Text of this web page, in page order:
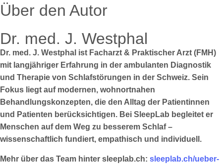
Über den Autor
Dr. med. J. Westphal
Dr. med. J. Westphal ist Facharzt & Praktischer Arzt (FMH)
mit langjähriger Erfahrung in der ambulanten Diagnostik
und Therapie von Schlafstörungen in der Schweiz. Sein
Fokus liegt auf modernen, wohnortnahen
Behandlungskonzepten, die den Alltag der Patientinnen
und Patienten berücksichtigen. Bei SleepLab begleitet er
Menschen auf dem Weg zu besserem Schlaf –
wissenschaftlich fundiert, empathisch und individuell.
Mehr über das Team hinter sleeplab.ch: sleeplab.ch/ueber-